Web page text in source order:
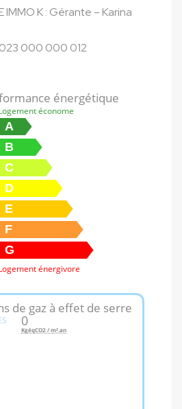
K : Gérante – Karina
000 000 012
énergétique
économe
A
B
C
D
E
F
G
énergivore
de gaz à effet de serre
0
KgéqCO2 / m².an